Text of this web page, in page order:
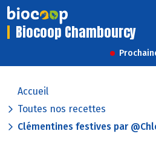
Biocoop Chambourcy
Accueil
Toutes nos recettes
Clémentines festives par